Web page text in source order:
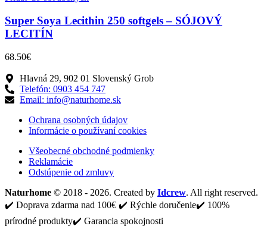
Super Soya Lecithin 250 softgels – SÓJOVÝ
LECITÍN
68.50€
Hlavná 29, 902 01 Slovenský Grob
Telefón: 0903 454 747
Email: info@naturhome.sk
Ochrana osobných údajov
Informácie o používaní cookies
Všeobecné obchodné podmienky
Reklamácie
Odstúpenie od zmluvy
Naturhome © 2018 - 2026. Created by Idcrew. All right reserved.
✔️ Doprava zdarma nad 100€ ✔️ Rýchle doručenie✔️ 100%
prírodné produkty✔️ Garancia spokojnosti